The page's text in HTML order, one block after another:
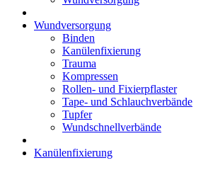
Wundversorgung
Binden
Kanülenfixierung
Trauma
Kompressen
Rollen- und Fixierpflaster
Tape- und Schlauchverbände
Tupfer
Wundschnellverbände
Kanülenfixierung